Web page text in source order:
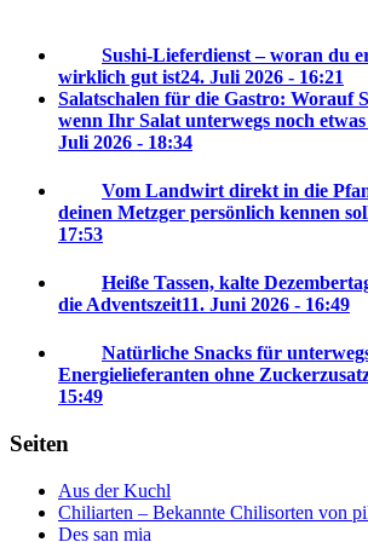
Sushi-Lieferdienst – woran du
wirklich gut ist24. Juli 2026 - 16:21
Salatschalen für die Gastro: Worauf
wenn Ihr Salat unterwegs noch
Juli 2026 - 18:34
Vom Landwirt direkt in die
deinen Metzger persönlich kennen
17:53
Heiße Tassen, kalte
die Adventszeit11. Juni 2026 - 16:49
Natürliche Snacks für
Energielieferanten ohne
15:49
Seiten
Aus der Kuchl
Chiliarten – Bekannte Chilisorten von
Des san mia